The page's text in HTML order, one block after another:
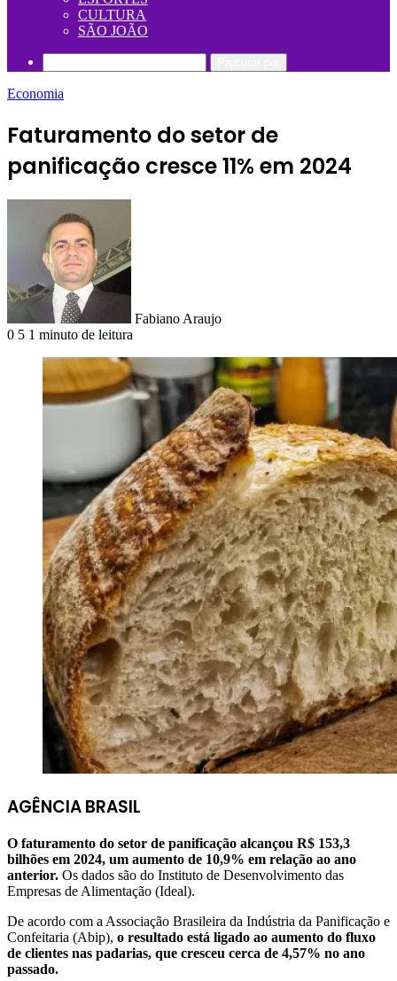
CULTURA
SÃO JOÃO
Economia
Faturamento do setor de
panificação cresce 11% em 2024
Fabiano Araujo
0 5 1 minuto de leitura
AGÊNCIA BRASIL
O faturamento do setor de panificação alcançou R$ 153,3
bilhões em 2024, um aumento de 10,9% em relação ao ano
anterior. Os dados são do Instituto de Desenvolvimento das
Empresas de Alimentação (Ideal).
De acordo com a Associação Brasileira da Indústria da Panificação e
Confeitaria (Abip), o resultado está ligado ao aumento do fluxo
de clientes nas padarias, que cresceu cerca de 4,57% no ano
passado.